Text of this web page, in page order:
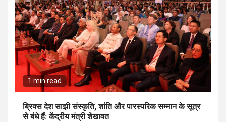
1 min read
ब्रिक्स देश साझी संस्कृति, शांति और पारस्परिक सम्मान के सूत्र
से बंधे हैं: केंद्रीय मंत्री शेखावत